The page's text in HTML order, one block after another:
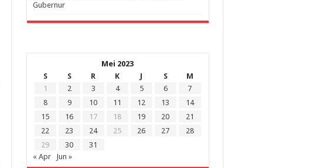
Gubernur ‎
Mei 2023
S
S R K J S
M
1
2 3 4 5 6
7
8
9 10 11 12 13
14
15
16 17 18 19 20
21
22
23 24 25 26 27
28
29
30
31
« Apr
Jun »